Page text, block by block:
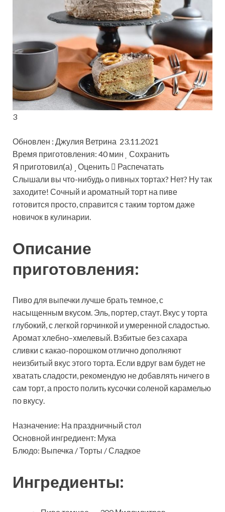
3
Обновлен : Джулия Ветрина 23.11.2021
Время приготовления: 40 мин
Сохранить
Я приготовил(а)
Оценить
Распечатать
Слышали вы что-нибудь о пивных тортах? Нет? Ну так
заходите! Сочный и ароматный торт на пиве
готовится просто, справится с таким тортом даже
новичок в кулинарии.
Описание
приготовления:
Пиво для выпечки лучше брать темное, с
насыщенным вкусом. Эль, портер, стаут. Вкус у торта
глубокий, с легкой горчинкой и умеренной сладостью.
Аромат хлебно–хмелевый. Взбитые без сахара
сливки с какао-порошком отлично дополняют
неизбитый вкус этого торта. Если вдруг вам будет не
хватать сладости, рекомендую не добавлять ничего в
сам торт, а просто полить кусочки соленой карамелью
по вкусу.
Назначение: На праздничный стол
Основной ингредиент: Мука
Блюдо: Выпечка / Торты / Сладкое
Ингредиенты: